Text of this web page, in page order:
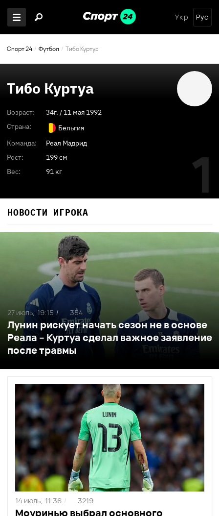
Укр Рус
Спорт 24 Футбол Тибо Куртуа
Тибо Куртуа
Возраст: 34г. / 11 мая 1992
Страна:
Бельгия
Команда:
Реал Мадрид
Рост:
199 см
Вес:
91 кг 1
НОВОСТИ ИГРОКА
Лунин рискует начать сезон не в основе
Реала – Куртуа сделал важное заявление
после травмы
27 июль, 19:15 / 354
Моуринью выбрал основного
14 июль, 11:36 / 3219